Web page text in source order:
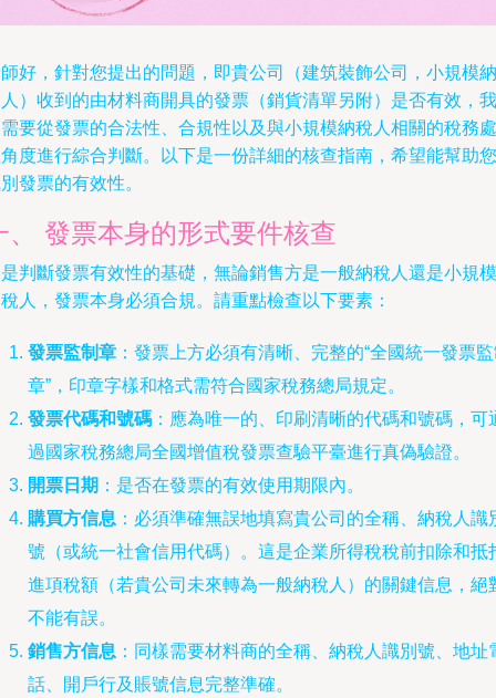
好，針對您提出的問題，即貴公司（建筑裝飾公司，小規模納
）收到的由材料商開具的發票（銷貨清單另附）是否有效，我
要從發票的合法性、合規性以及與小規模納稅人相關的稅務處
度進行綜合判斷。以下是一份詳細的核查指南，希望能幫助您
發票的有效性。
、 發票本身的形式要件核查
判斷發票有效性的基礎，無論銷售方是一般納稅人還是小規模
人，發票本身必須合規。請重點檢查以下要素：
發票監制章 ：發票上方必須有清晰、完整的“全國統一發票
章”，印章字樣和格式需符合國家稅務總局規定。
發票代碼和號碼 ：應為唯一的、印刷清晰的代碼和號碼，可
過國家稅務總局全國增值稅發票查驗平臺進行真偽驗證。
開票日期 ：是否在發票的有效使用期限內。
購買方信息 ：必須準確無誤地填寫貴公司的全稱、納稅人識
號（或統一社會信用代碼）。這是企業所得稅稅前扣除和抵
進項稅額（若貴公司未來轉為一般納稅人）的關鍵信息，絕
不能有誤。
銷售方信息 ：同樣需要材料商的全稱、納稅人識別號、地址
話、開戶行及賬號信息完整準確。